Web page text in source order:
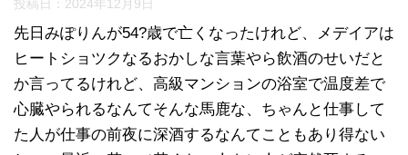
投稿日： 2024年12月9日
先日みぽりんが54?歳で亡くなったけれど、メデイアは
ヒートショツクなるおかしな言葉やら飲酒のせいだと
か言ってるけれど、高級マンションの浴室で温度差で
心臓やられるなんてそんな馬鹿な、ちゃんと仕事して
た人が仕事の前夜に深酒するなんてこともあり得ない